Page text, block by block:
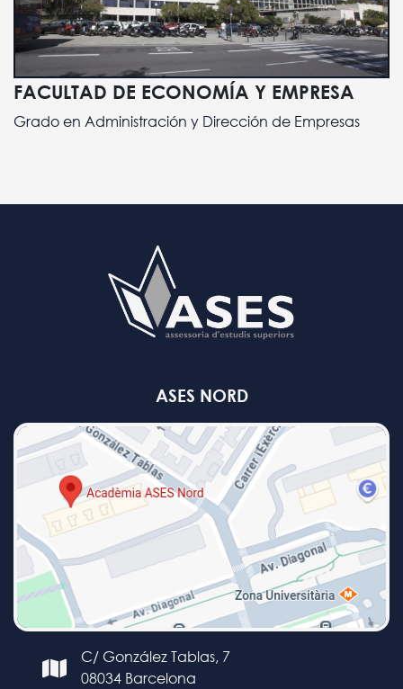
FACULTAD DE ECONOMÍA Y EMPRESA
Grado en Administración y Dirección de Empresas
ASES NORD
C/ González Tablas, 7
08034 Barcelona